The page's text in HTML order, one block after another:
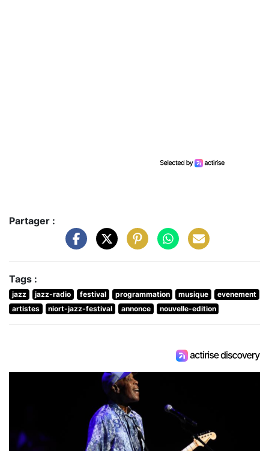
Partager :
Tags :
jazz jazz-radio festival programmation musique
evenement
artistes
niort-jazz-festival annonce nouvelle-edition